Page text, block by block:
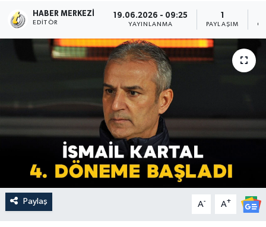
HABER MERKEZI
EDITÖR
19.06.2026 - 09:25
YAYINLANMA
1
PAYLAŞIM
Paylaş A- A+